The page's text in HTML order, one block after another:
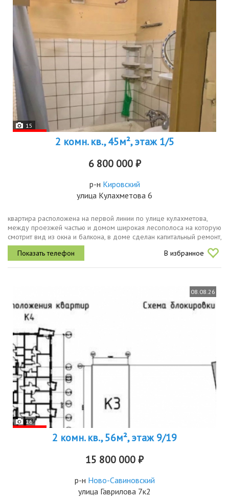
15
2 комн. кв., 45м², этаж 1/5
6 800 000 ₽
р-н Кировский
улица Кулахметова 6
квартира расположена на первой линии по улице кулахметова,
между проезжей частью и домом широкая лесополоса на которую
смотрит вид из окна и балкона, в доме сделан капитальный ремонт,
замена труб и сантехники, есть кладовка, балкон, в ста метрах...
В избранное
08.08.26
16
2 комн. кв., 56м², этаж 9/19
15 800 000 ₽
р-н Ново-Савиновский
улица Гаврилова 7к2